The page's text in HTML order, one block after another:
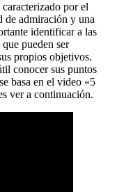
por el
de admiración y una
identificar a las
pueden ser
propios objetivos.
conocer sus puntos
basa en el video «5
ver a continuación.